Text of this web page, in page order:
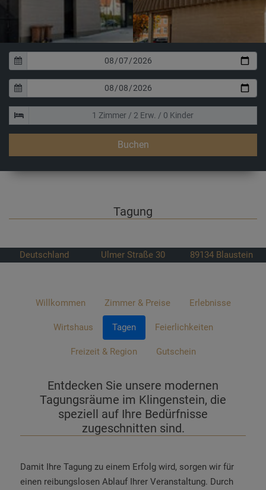
Buchen
Tagung
Deutschland Ulmer Straße 30 89134 Blaustein
Willkommen Zimmer & Preise Erlebnisse
Wirtshaus Tagen Feierlichkeiten
Freizeit & Region Gutschein
Entdecken Sie unsere modernen
Tagungsräume im Klingenstein, die
speziell auf Ihre Bedürfnisse
zugeschnitten sind.
Damit Ihre Tagung zu einem Erfolg wird, sorgen wir für
einen reibungslosen Ablauf Ihrer Veranstaltung. Durch